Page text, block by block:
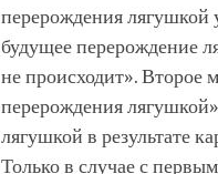
перерождения лягушкой
будущее перерождение
не происходит». Второе
перерождения
лягушкой в результате
Только в случае с